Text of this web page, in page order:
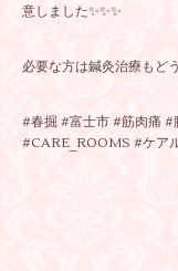
意しました✨✨✨
必要な方は鍼灸治療もど
#春掘 #富士市 #筋肉痛 #
#CARE_ROOMS #ケア